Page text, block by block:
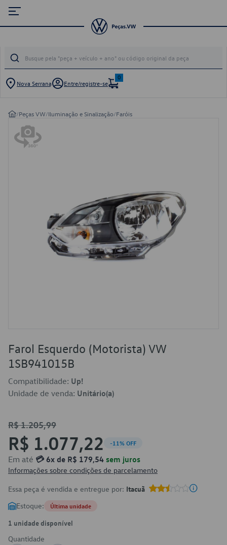
Nova Serrana Entre/registre-se
0
/Peças VW/Iluminação e Sinalização/Faróis
Farol Esquerdo (Motorista) VW
1SB941015B
Compatibilidade: Up!
Unidade de venda: Unitário(a)
R$ 1.205,99
R$ 1.077,22 -11% OFF
Em até 💳 6x de R$ 179,54 sem juros
Informações sobre condições de parcelamento
Essa peça é vendida e entregue por: Itacuã
Estoque: Última unidade
1 unidade disponível
Quantidade